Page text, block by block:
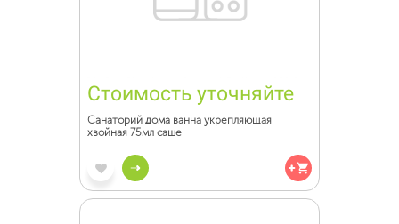
Стоимость уточняйте
Санаторий дома ванна укрепляющая
хвойная 75мл саше